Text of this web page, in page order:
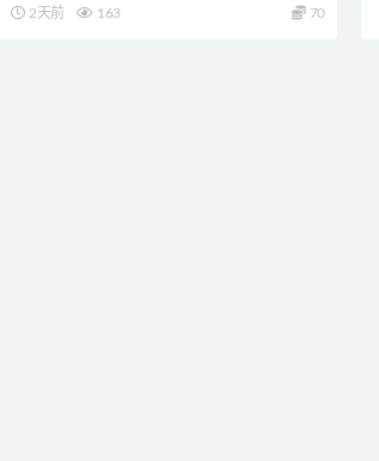
2天前 163 70